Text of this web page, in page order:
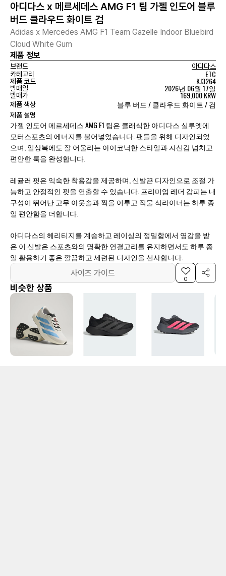
아디다스 x 메르세데스 AMG F1 팀 가젤 인도어 블루
버드 클라우드 화이트 검
Adidas x Mercedes AMG F1 Team Gazelle Indoor Bluebird
Cloud White Gum
제품 정보
브랜드
아디다스
카테고리
ETC
제품 코드 KJ3264
발매일 2026년 06월 17일
발매가 169,000 KRW
제품 색상 블루 버드 / 클라우드 화이트 / 검
제품 설명
가젤 인도어 메르세데스 AMG F1 팀은 클래식한 아디다스 실루엣에
모터스포츠의 에너지를 불어넣었습니다. 팬들을 위해 디자인되었
으며, 일상복에도 잘 어울리는 아이코닉한 스타일과 자신감 넘치고
편안한 룩을 완성합니다.
레귤러 핏은 익숙한 착용감을 제공하며, 신발끈 디자인으로 조절 가
능하고 안정적인 핏을 연출할 수 있습니다. 프리미엄 레더 갑피는 내
구성이 뛰어난 고무 아웃솔과 짝을 이루고 직물 삭라이너는 하루 종
일 편안함을 더합니다.
아디다스의 헤리티지를 계승하고 레이싱의 정밀함에서 영감을 받
은 이 신발은 스포츠와의 명확한 연결고리를 유지하면서도 하루 종
일 활용하기 좋은 깔끔하고 세련된 디자인을 선사합니다.
사이즈 가이드
0
비슷한 상품